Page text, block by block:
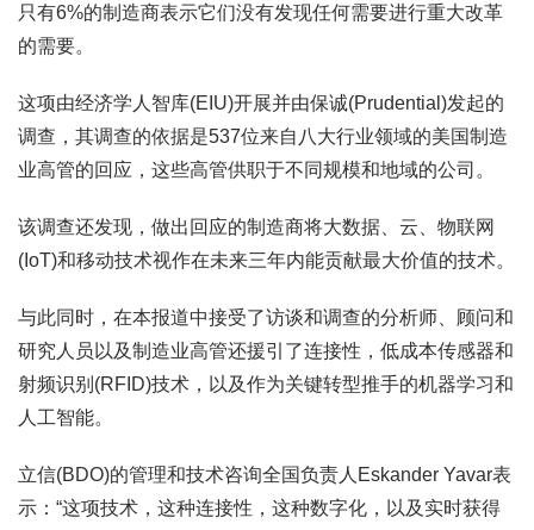
只有6%的制造商表示它们没有发现任何需要进行重大改革
的需要。
这项由经济学人智库(EIU)开展并由保诚(Prudential)发起的
调查，其调查的依据是537位来自八大行业领域的美国制造
业高管的回应，这些高管供职于不同规模和地域的公司。
该调查还发现，做出回应的制造商将大数据、云、物联网
(IoT)和移动技术视作在未来三年内能贡献最大价值的技术。
与此同时，在本报道中接受了访谈和调查的分析师、顾问和
研究人员以及制造业高管还援引了连接性，低成本传感器和
射频识别(RFID)技术，以及作为关键转型推手的机器学习和
人工智能。
立信(BDO)的管理和技术咨询全国负责人Eskander Yavar表
示：“这项技术，这种连接性，这种数字化，以及实时获得